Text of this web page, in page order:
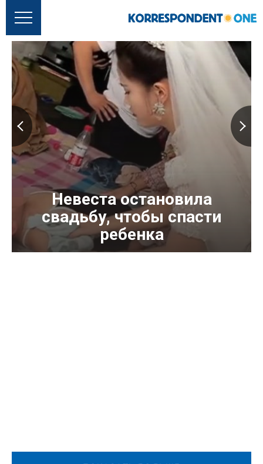
Невеста остановила
свадьбу, чтобы спасти
ребенка